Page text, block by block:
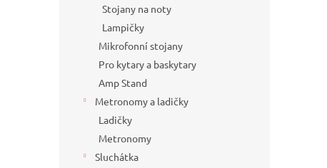
Stojany na noty
Lampičky
Mikrofonní stojany
Pro kytary a baskytary
Amp Stand
Metronomy a ladičky
Ladičky
Metronomy
Sluchátka